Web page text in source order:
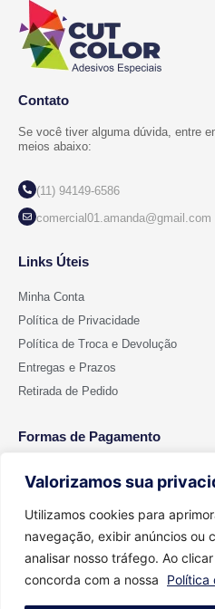
Valorizamos sua
Utilizamos cookies para
navegação, exibir anúncios ou
analisar nosso tráfego. Ao
concorda com a nossa
Política
Contato
Se você tiver alguma dúvida, entre
meios abaixo:
(11) 94149-6586
comercial01.amanda@gmail.com
Links Úteis
Minha Conta
Política de Privacidade
Política de Troca e Devolução
Entregas e Prazos
Retirada de Pedido
Formas de Pagamento
2026 © Todos os direitos reservados -